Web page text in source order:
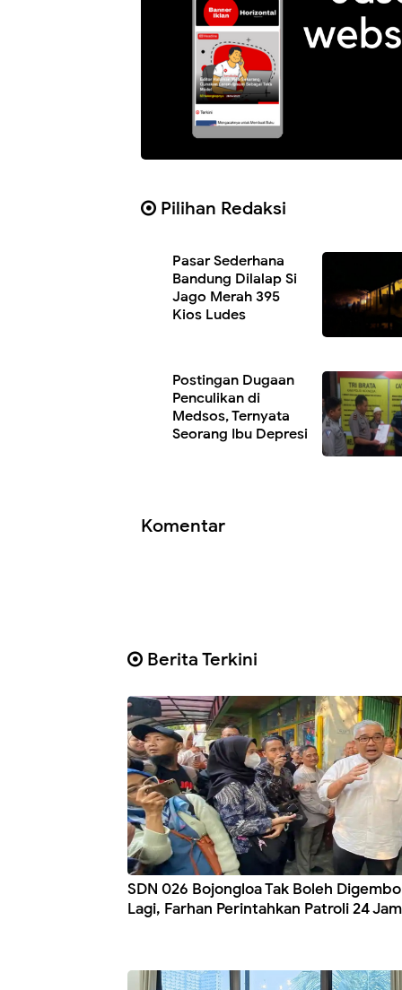
Pilihan Redaksi
Pasar Sederhana
Bandung Dilalap Si
Jago Merah 395
Kios Ludes
Postingan Dugaan
Penculikan di
Medsos, Ternyata
Seorang Ibu Depresi
Komentar
Berita Terkini
SDN 026 Bojongloa Tak Boleh
Lagi, Farhan Perintahkan Patroli 24 Jam